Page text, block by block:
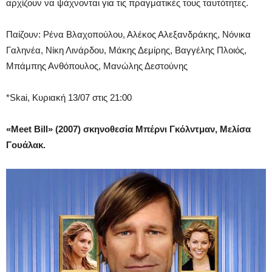
αρχίζουν να ψάχνονται για τις πραγματικές τους ταυτότητες.
Παίζουν: Ρένα Βλαχοπούλου, Αλέκος Αλεξανδράκης, Νόνικα
Γαληνέα, Νίκη Λινάρδου, Μάκης Δεμίρης, Βαγγέλης Πλοιός,
Μπάμπης Ανθόπουλος, Μανώλης Δεστούνης
*Skai, Κυριακή 13/07 στις 21:00
«Meet Bill» (2007) σκηνοθεσία Μπέρνι Γκόλντμαν, Μελίσα
Γουάλακ.